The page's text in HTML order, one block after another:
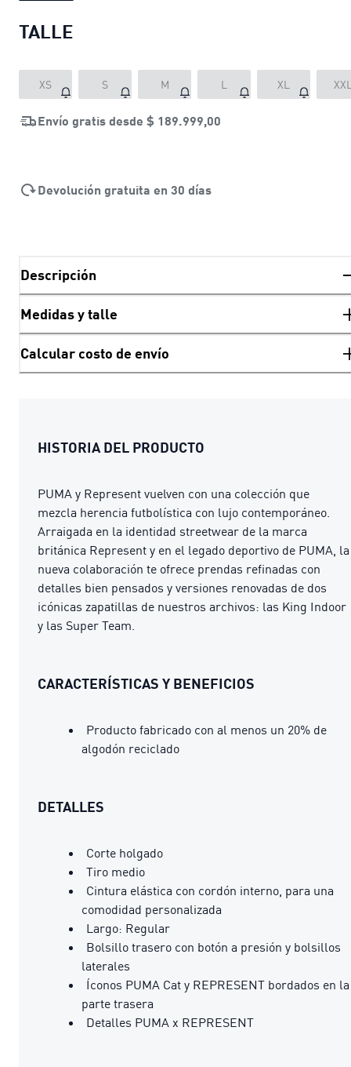
TALLE
XS S M L XL
Envío gratis desde $ 189.999,00
Devolución gratuita en 30 días
Descripción
Medidas y talle
Calcular costo de envío
HISTORIA DEL PRODUCTO
PUMA y Represent vuelven con una colección que
mezcla herencia futbolística con lujo contemporáneo.
Arraigada en la identidad streetwear de la marca
británica Represent y en el legado deportivo de PUMA, la
nueva colaboración te ofrece prendas refinadas con
detalles bien pensados y versiones renovadas de dos
icónicas zapatillas de nuestros archivos: las King Indoor
y las Super Team.
CARACTERÍSTICAS Y BENEFICIOS
Producto fabricado con al menos un 20% de
algodón reciclado
DETALLES
Corte holgado
Tiro medio
Cintura elástica con cordón interno, para una
comodidad personalizada
Largo: Regular
Bolsillo trasero con botón a presión y bolsillos
laterales
Íconos PUMA Cat y REPRESENT bordados en la
parte trasera
Detalles PUMA x REPRESENT